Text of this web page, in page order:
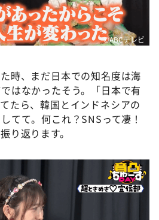
©ABCテレビ
時、まだ日本での知名度は海
はなかったそう。「日本で有
たら、韓国とインドネシアの
てて。何これ？SNSって凄！
り返ります。